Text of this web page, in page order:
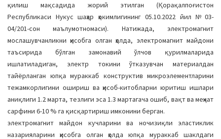
қилиш мақсадида жорий этилган (Қорақалпоғистон
Республикаси Нукус шаҳар ҳокимлигининг 05.10.2022 йил №03-
04/201-сон маълумотномаси). Натижада, электромагнит
мослашувчанликни ҳисобга олган ҳолда, электромагнит майдони
таъсирида бўлган замонавий ўлчов қурилмаларида
ишлатиладиган, электр токини ўтказувчан материалдан
тайёрланган юпқа мураккаб конструктив микроэлементларини
тежамкорлигини ошириш ва ҳисоб-китобларни юритиш ишлари
аниқлиги 1.2 марта, тезлиги эса 1.3 мартагача ошиб, вақт ва меҳнат
сарфини 6-10 % га қисқартириш имконини берган.
электромагнит майдон кучларини ва ночизиқли эластиклик
назарияларини ҳисобга олган ҳолда юпқа мураккаб шаклдаги